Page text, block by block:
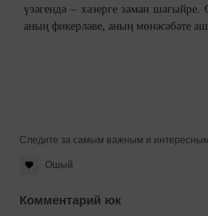
үзәгендә – хәзерге заман шагыйре.
аның фикерләве, аның мөнәсәбәте
Следите за самым важным и
Ошый
Комментарий юк